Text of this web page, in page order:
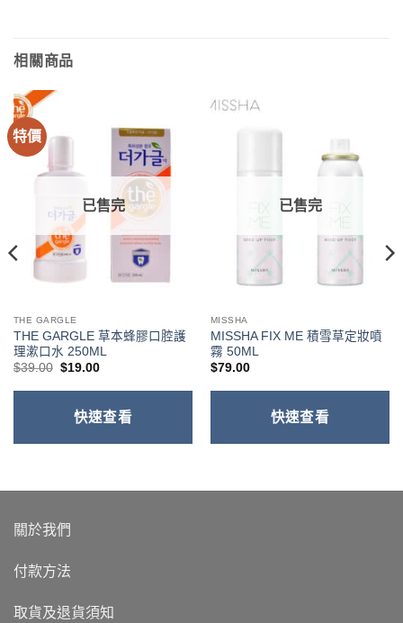
相關商品
特價
已售完
THE GARGLE
THE GARGLE 草本蜂膠口腔護
理漱口水 250ML
$39.00 原
價
$39.00。
$19.00目
價
$19.00。
快速查看
已售完
MISSHA
MISSHA FIX ME 積雪草定妝噴
霧 50ML
$79.00
快速查看
關於我們
付款方法
取貨及退貨須知